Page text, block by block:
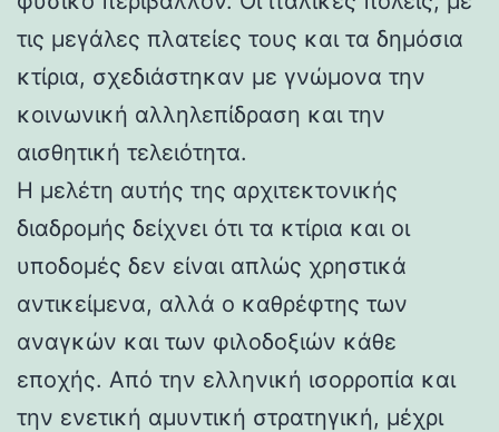
τις μεγάλες πλατείες τους και τα δημόσια
κτίρια, σχεδιάστηκαν με γνώμονα την
κοινωνική αλληλεπίδραση και την
αισθητική τελειότητα.
Η μελέτη αυτής της αρχιτεκτονικής
διαδρομής δείχνει ότι τα κτίρια και οι
υποδομές δεν είναι απλώς χρηστικά
αντικείμενα, αλλά ο καθρέφτης των
αναγκών και των φιλοδοξιών κάθε
εποχής. Από την ελληνική ισορροπία και
την ενετική αμυντική στρατηγική, μέχρι